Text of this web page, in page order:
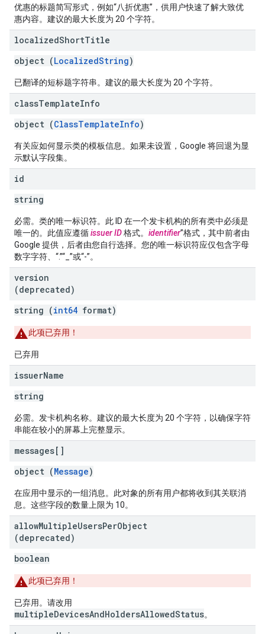
优惠的标题简写形式，例如“八折优惠”，供用户快速了解大致优
惠内容。建议的最大长度为 20 个字符。
localizedShortTitle
object (LocalizedString)
已翻译的短标题字符串。建议的最大长度为 20 个字符。
classTemplateInfo
object (ClassTemplateInfo)
有关应如何显示类的模板信息。如果未设置，Google 将回退为显
示默认字段集。
id
string
必需。类的唯一标识符。此 ID 在一个发卡机构的所有类中必须是
唯一的。此值应遵循issuer ID格式。 identifier”格式，其中前者由
Google 提供，后者由您自行选择。您的唯一标识符应仅包含字母
数字字符、“.”“_”或“-”。
version
(deprecated)
string (int64 format)
此项已弃用！
已弃用
issuerName
string
必需。发卡机构名称。建议的最大长度为 20 个字符，以确保字符
串能在较小的屏幕上完整显示。
messages[]
object (Message)
在应用中显示的一组消息。此对象的所有用户都将收到其关联消
息。这些字段的数量上限为 10。
allowMultipleUsersPerObject
(deprecated)
boolean
此项已弃用！
已弃用。请改用
multipleDevicesAndHoldersAllowedStatus。